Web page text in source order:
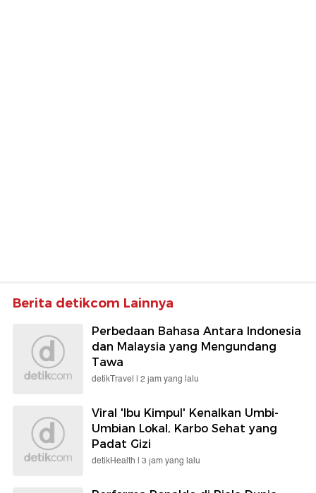
Berita detikcom Lainnya
Perbedaan Bahasa Antara Indonesia
dan Malaysia yang Mengundang
Tawa
detikTravel | 2 jam yang lalu
Viral 'Ibu Kimpul' Kenalkan Umbi-
Umbian Lokal, Karbo Sehat yang
Padat Gizi
detikHealth | 3 jam yang lalu